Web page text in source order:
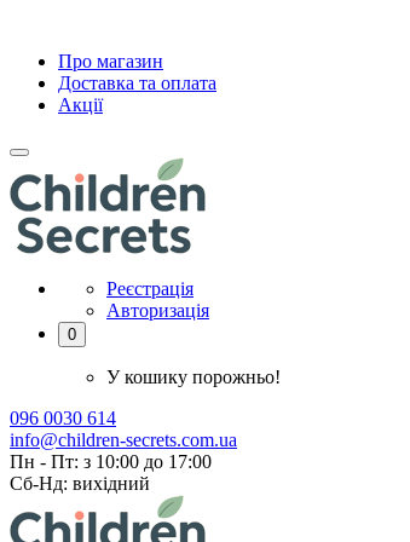
Про магазин
Доставка та оплата
Акції
Реєстрація
Авторизація
0
У кошику порожньо!
096 0030 614
info@children-secrets.com.ua
Пн - Пт: з 10:00 до 17:00
Сб-Нд: вихідний